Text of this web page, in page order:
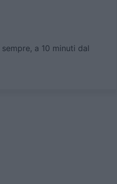
a 10 minuti dal